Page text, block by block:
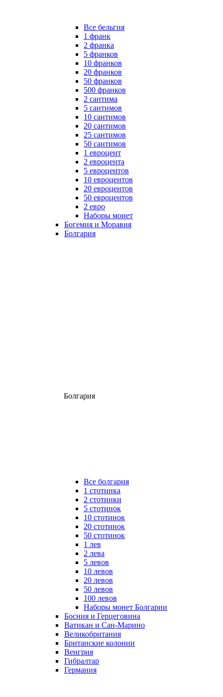
Все бельгия
1 франк
2 франка
5 франков
10 франков
20 франков
50 франков
500 франков
2 сантима
5 сантимов
10 сантимов
20 сантимов
25 сантимов
50 сантимов
1 евроцент
2 евроцента
5 евроцентов
10 евроцентов
20 евроцентов
50 евроцентов
2 евро
Наборы монет
Богемия и Моравия
Болгария
Болгария
Все болгария
1 стотинка
2 стотинки
5 стотинок
10 стотинок
20 стотинок
50 стотинок
1 лев
2 лева
5 левов
10 левов
20 левов
50 левов
100 левов
Наборы монет Болгарии
Босния и Герцеговина
Ватикан и Сан-Марино
Великобритания
Британские колонии
Венгрия
Гибралтар
Германия